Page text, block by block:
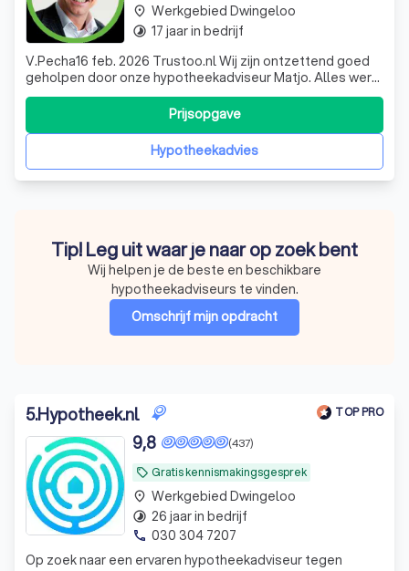
V.Pecha16 feb. 2026 Trustoo.nl Wij zijn ontzettend goed
geholpen door onze hypotheekadviseur Matjo. Alles werd
duidelijk uitgelegd. De begeleiding was professioneel,
betrokken en geruststellend.
Hypotheekadvies
Prijsopgave
place Werkgebied Dwingeloo
timelapse 17 jaar in bedrijf
Tip! Leg uit waar je naar op zoek bent
Wij helpen je de beste en beschikbare
hypotheekadviseurs te vinden.
Omschrijf mijn opdracht
5.Hypotheek.nl TOP PRO
local_offer Gratis kennismakingsgesprek
(437)
9,8
Op zoek naar een ervaren hypotheekadviseur tegen
place Werkgebied Dwingeloo
timelapse 26 jaar in bedrijf
phone 030 304 7207